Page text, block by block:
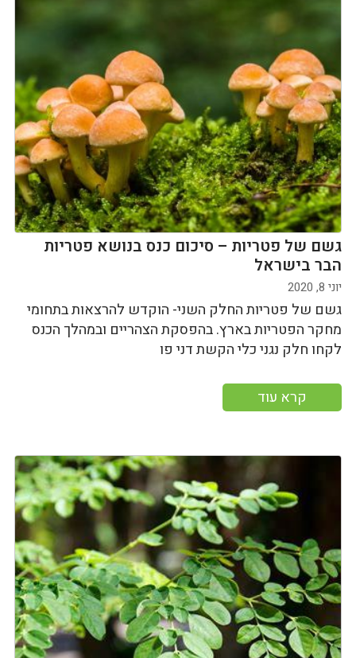
גשם של פטריות – סיכום כנס בנושא פטריות
הבר בישראל
יוני 8, 2020
גשם של פטריות החלק השני- הוקדש להרצאות בתחומי
מחקר הפטריות בארץ. בהפסקת הצהריים ובמהלך הכנס
לקחו חלק נגני כלי הקשת דני פו
קרא עוד